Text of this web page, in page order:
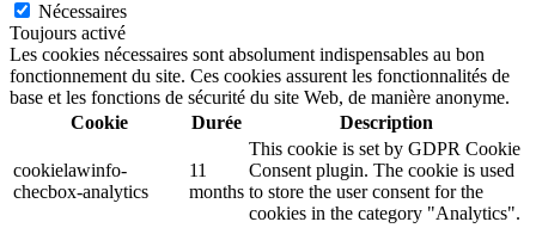
Nécessaires
Toujours activé
Les cookies nécessaires sont absolument indispensables au bon
fonctionnement du site. Ces cookies assurent les fonctionnalités de
base et les fonctions de sécurité du site Web, de manière anonyme.
Cookie
Durée Description
cookielawinfo-
checbox-analytics
11
months
This cookie is set by GDPR Cookie
Consent plugin. The cookie is used
to store the user consent for the
cookies in the category "Analytics".